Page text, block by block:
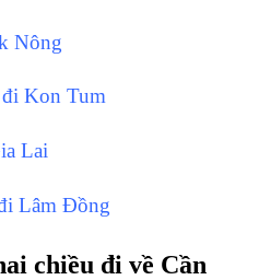
Nông
Kon Tum
Lai
Lâm Đồng
chiều đi về Cần